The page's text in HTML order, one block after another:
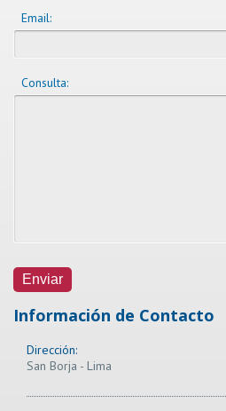
Email:
Consulta:
Información de Contacto
Dirección:
San Borja - Lima